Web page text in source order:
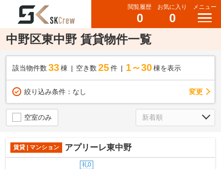
閲覧履歴
0
お気に入り
0
メニュー
中野区東中野 賃貸物件一覧
該当物件数 33棟 空き数 25 件 1～30 棟を表示
絞り込み条件： なし 変更
空室のみ
賃貸 | マンション アプリーレ東中野
礼0